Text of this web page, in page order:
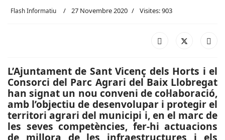
Flash Informatiu 27 Novembre 2020 Visites: 903
L’Ajuntament de Sant Vicenç dels Horts i el
Consorci del Parc Agrari del Baix Llobregat
han signat un nou conveni de col·laboració,
amb l’objectiu de desenvolupar i protegir el
territori agrari del municipi i, en el marc de
les seves competències, fer-hi actuacions
de millora de les infraestructures i els